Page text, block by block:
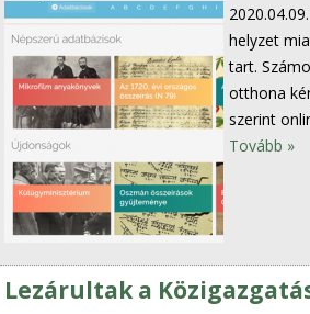
2020.04.09.
helyzet
tart.
otthona
szerint
Tovább »
Lezárultak a